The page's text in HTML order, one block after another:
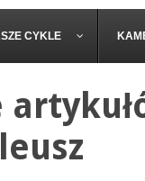
CYKLE